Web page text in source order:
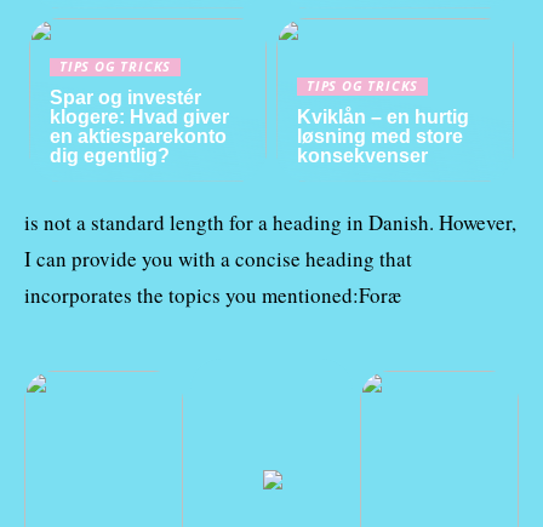
TIPS OG TRICKS
Spar og investér
klogere: Hvad giver
en aktiesparekonto
dig egentlig?
TIPS OG TRICKS
Kviklån – en hurtig
løsning med store
konsekvenser
is not a standard length for a heading in Danish. However,
I can provide you with a concise heading that
incorporates the topics you mentioned:Foræ